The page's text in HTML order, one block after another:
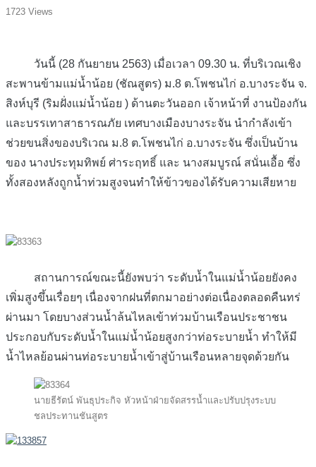
1723 Views
วันนี้ (28 กันยายน 2563) เมื่อเวลา 09.30 น. ที่บริเวณเชิง
สะพานข้ามแม่น้ำน้อย (ชัณสูตร) ม.8 ต.โพชนไก่ อ.บางระจัน จ.
สิงห์บุรี (ริมฝั่งแม่น้ำน้อย ) ด้านตะวันออก เจ้าหน้าที่ งานป้องกัน
และบรรเทาสาธารณภัย เทศบางเมืองบางระจัน นำกำลังเข้า
ช่วยขนสิ่งของบริเวณ ม.8 ต.โพชนไก่ อ.บางระจัน ซึ่งเป็นบ้าน
ของ นางประทุมทิพย์ ศ่าระฤทธิ์ และ นางสมบูรณ์ สนั่นเอื้อ ซึ่ง
ทั้งสองหลังถูกน้ำท่วมสูงจนทำให้ข้าวของได้รับความเสียหาย
สถานการณ์ขณะนี้ยังพบว่า ระดับน้ำในแม่น้ำน้อยยังคง
เพิ่มสูงขึ้นเรื่อยๆ เนื่องจากฝนที่ตกมาอย่างต่อเนื่องตลอดคืนทร่
ผ่านมา โดยบางส่วนน้ำล้นไหลเข้าท่วมบ้านเรือนประชาชน
ประกอบกับระดับน้ำในแม่น้ำน้อยสูงกว่าท่อระบายน้ำ ทำให้มี
น้ำไหลย้อนผ่านท่อระบายน้ำเข้าสู่บ้านเรือนหลายจุดด้วยกัน
นายธีรัตน์ พันธุประกิจ หัวหน้าฝ่ายจัดสรรน้ำและปรับปรุงระบบ
ชลประทานชันสูตร